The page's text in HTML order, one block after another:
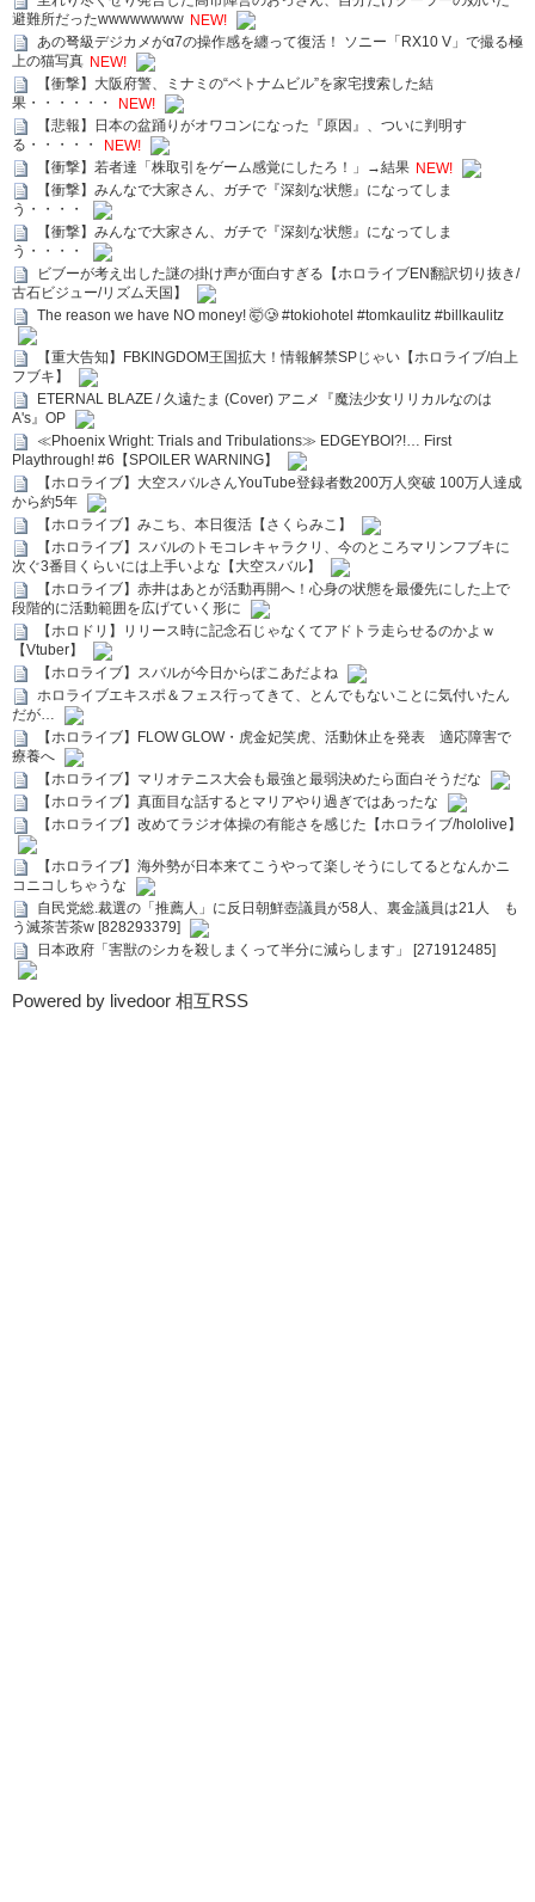
避難所だったwwwwwwww NEW!
あの弩級デジカメがα7の操作感を纏って復活！ ソニー「RX10 V」で撮る極
上の猫写真 NEW!
【衝撃】大阪府警、ミナミの“ベトナムビル”を家宅捜索した結
果・・・・・・
NEW!
【悲報】日本の盆踊りがオワコンになった『原因』、ついに判明す
る・・・・・
NEW!
【衝撃】若者達「株取引をゲーム感覚にしたろ！」→結果 NEW!
【衝撃】みんなで大家さん、ガチで『深刻な状態』になってしま
う・・・・
【衝撃】みんなで大家さん、ガチで『深刻な状態』になってしま
う・・・・
ビブーが考え出した謎の掛け声が面白すぎる【ホロライブEN翻訳切り抜き/
古石ビジュー/リズム天国】
The reason we have NO money! 🤯🥲 #tokiohotel #tomkaulitz #billkaulitz
【重大告知】FBKINGDOM王国拡大！情報解禁SPじゃい【ホロライブ/白上
フブキ】
ETERNAL BLAZE / 久遠たま (Cover) アニメ『魔法少女リリカルなのは
A's』OP
≪Phoenix Wright: Trials and Tribulations≫ EDGEYBOI?!… First
Playthrough! #6【SPOILER WARNING】
【ホロライブ】大空スバルさんYouTube登録者数200万人突破 100万人達成
から約5年
【ホロライブ】みこち、本日復活【さくらみこ】
【ホロライブ】スバルのトモコレキャラクリ、今のところマリンフブキに
次ぐ3番目くらいには上手いよな【大空スバル】
【ホロライブ】赤井はあとが活動再開へ！心身の状態を最優先にした上で
段階的に活動範囲を広げていく形に
【ホロドリ】リリース時に記念石じゃなくてアドトラ走らせるのかよｗ
【Vtuber】
【ホロライブ】スバルが今日からぽこあだよね
ホロライブエキスポ＆フェス行ってきて、とんでもないことに気付いたん
だが…
【ホロライブ】FLOW GLOW・虎金妃笑虎、活動休止を発表 適応障害で
療養へ
【ホロライブ】マリオテニス大会も最強と最弱決めたら面白そうだな
【ホロライブ】真面目な話するとマリアやり過ぎではあったな
【ホロライブ】改めてラジオ体操の有能さを感じた【ホロライブ/hololive】
【ホロライブ】海外勢が日本来てこうやって楽しそうにしてるとなんかニ
コニコしちゃうな
自民党総.裁選の「推薦人」に反日朝鮮壺議員が58人、裏金議員は21人 も
う滅茶苦茶w [828293379]
日本政府「害獣のシカを殺しまくって半分に減らします」 [271912485]
Powered by livedoor 相互RSS